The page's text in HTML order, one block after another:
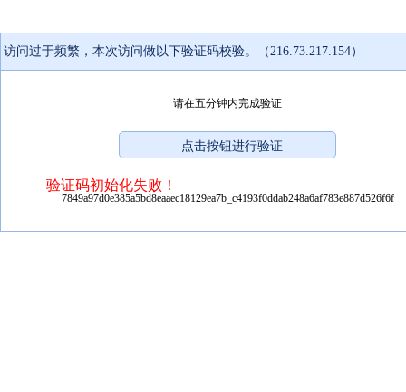
访问过于频繁，本次访问做以下验证码校验。（216.73.217.154）
请在五分钟内完成验证
验证码初始化失败！
7849a97d0e385a5bd8eaaec18129ea7b_c4193f0ddab248a6af783e887d526f6f